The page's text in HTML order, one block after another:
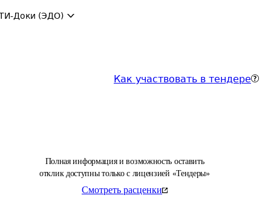
Доки (ЭДО)
Как участвовать в тендере
Полная информация и возможность оставить
отклик доступны только с лицензией «Тендеры»
Смотреть расценки